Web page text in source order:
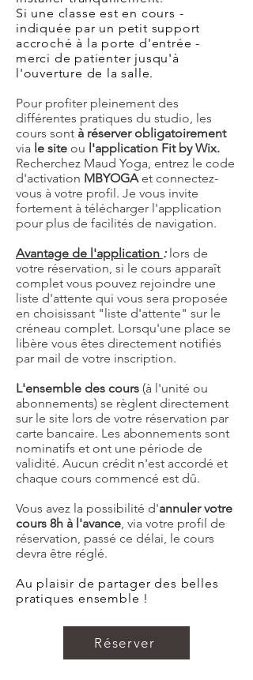
Si une classe est en cours -
indiquée par un petit support
accroché à la porte d'entrée -
merci de patienter jusqu'à
l'ouverture de la salle.
Pour profiter pleinement des
différentes pratiques du studio, les
cours sont à réserver obligatoirement
via le site ou l'application Fit by Wix.
Recherchez Maud Yoga, entrez le code
d'activation MBYOGA et connectez-
vous à votre profil. Je vous invite
fortement à télécharger l'application
pour plus de facilités de navigation.
Avantage de l'application :lors de
votre réservation, si le cours apparaît
complet vous pouvez rejoindre une
liste d'attente qui vous sera proposée
en choisissant "liste d'attente" sur le
créneau complet. Lorsqu'une place se
libère vous êtes directement notifiés
par mail de votre inscription.
L'ensemble des cours (à l'unité ou
abonnements) se règlent directement
sur le site lors de votre réservation par
carte bancaire. Les abonnements sont
nominatifs et ont une période de
validité. Aucun crédit n'est accordé et
chaque cours commencé est dû.
Vous avez la possibilité d'annuler votre
cours 8h à l'avance, via votre profil de
réservation, passé ce délai, le cours
devra être réglé.
Au plaisir de partager des belles
pratiques ensemble !
Réserver